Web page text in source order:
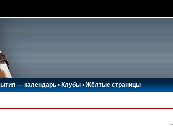
— календарь•Клубы •Жёлтые страницы